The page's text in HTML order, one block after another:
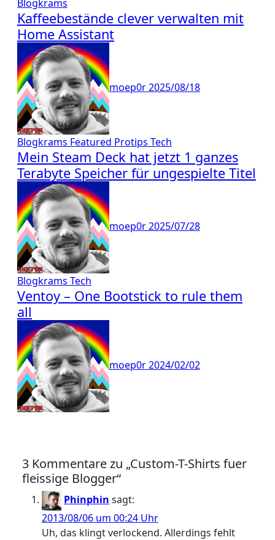
Blogkrams
Kaffeebestände clever verwalten mit
Home Assistant
moep0r2025/08/18
Blogkrams Featured Protips Tech
Mein Steam Deck hat jetzt 1 ganzes
Terabyte Speicher für ungespielte Titel
moep0r2025/07/28
Blogkrams Tech
Ventoy – One Bootstick to rule them
all
moep0r2024/02/02
3 Kommentare zu „Custom-T-Shirts fuer
fleissige Blogger“
Phinphin sagt:
2013/08/06 um 00:24 Uhr
Uh, das klingt verlockend. Allerdings fehlt